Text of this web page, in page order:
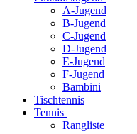
A-Jugend
B-Jugend
C-Jugend
D-Jugend
E-Jugend
F-Jugend
Bambini
Tischtennis
Tennis
Rangliste